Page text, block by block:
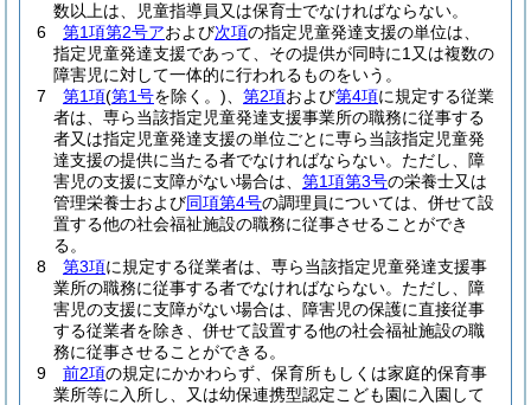
数以上は、児童指導員又は保育士でなければならない。
6
第1項第2号アおよび次項の指定児童発達支援の単位は、
指定児童発達支援であって、その提供が同時に1又は複数の
障害児に対して一体的に行われるものをいう。
7
第1項(第1号を除く。) 第2項および第4項に規定する従業
者は、専ら当該指定児童発達支援事業所の職務に従事する
者又は指定児童発達支援の単位ごとに専ら当該指定児童発
達支援の提供に当たる者でなければならない。 ただし、障
害児の支援に支障がない場合は、 第1項第3号の栄養士又は
管理栄養士および同項第4号の調理員については、併せて設
置する他の社会福祉施設の職務に従事させることができ
る。
8
第3項に規定する従業者は、専ら当該指定児童発達支援事
業所の職務に従事する者でなければならない。 ただし、障
害児の支援に支障がない場合は、障害児の保護に直接従事
する従業者を除き、併せて設置する他の社会福祉施設の職
務に従事させることができる。
9
前2項の規定にかかわらず、保育所もしくは家庭的保育事
業所等に入所し、又は幼保連携型認定こども園に入園して